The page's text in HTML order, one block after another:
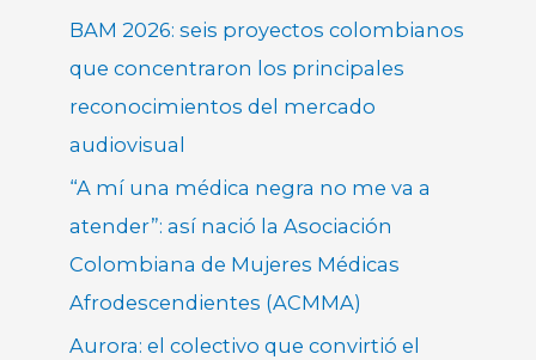
BAM 2026: seis proyectos colombianos
que concentraron los principales
reconocimientos del mercado
audiovisual
“A mí una médica negra no me va a
atender”: así nació la Asociación
Colombiana de Mujeres Médicas
Afrodescendientes (ACMMA)
Aurora: el colectivo que convirtió el